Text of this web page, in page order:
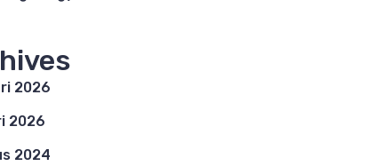
2026
2026
2024